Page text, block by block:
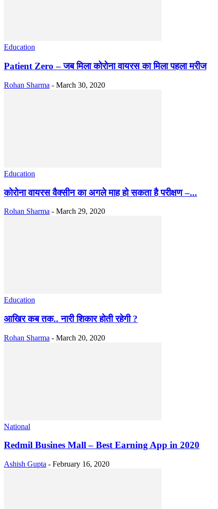
Education
Patient Zero – जब मिला कोरोना वायरस का मिला पहला मरीज
Rohan Sharma - March 30, 2020
Education
कोरोना वायरस वैक्सीन का अगले माह हो सकता है परीक्षण –...
Rohan Sharma - March 29, 2020
Education
आखिर कब तक.. नारी शिकार होती रहेगी ?
Rohan Sharma - March 20, 2020
National
Redmil Busines Mall – Best Earning App in 2020
Ashish Gupta - February 16, 2020